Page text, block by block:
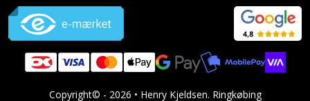
byggeri
Træ
Vinduer
wipes
Sækkelukker
Saks
Klammepistol
Klippeværktøj
Kombokit
Klæbesøm
Køkkenudstyr
Copyright© - 2026 • Henry Kjeldsen. Ringkøbing